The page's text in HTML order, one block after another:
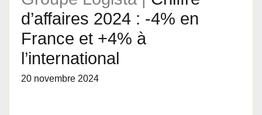
d’affaires 2024 : -4% en
France et +4% à
l’international
20 novembre 2024